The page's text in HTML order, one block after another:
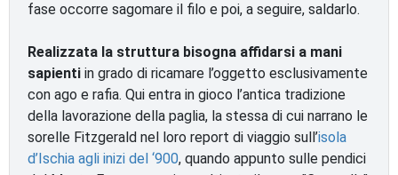
fase occorre sagomare il filo e poi, a seguire, saldarlo.
Realizzata la struttura bisogna affidarsi a mani
sapienti in grado di ricamare l’oggetto esclusivamente
con ago e rafia. Qui entra in gioco l’antica tradizione
della lavorazione della paglia, la stessa di cui narrano le
sorelle Fitzgerald nel loro report di viaggio sull’isola
d’Ischia agli inizi del ‘900, quando appunto sulle pendici